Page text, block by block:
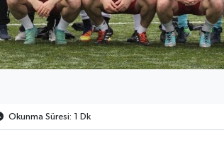
Okunma Süresi: 1 Dk